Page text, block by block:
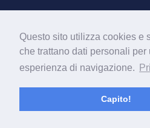
Questo sito utilizza cookies e
che trattano dati personali per
esperienza di navigazione.
Capito!
Realizzato con il contributo di